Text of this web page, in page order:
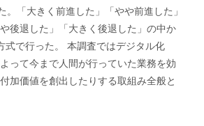
。「大きく前進した」「やや前進した」
や後退した」「大きく後退した」の中か
式で行った。 本調査ではデジタル化
って今まで人間が行っていた業務を効
加価値を創出したりする取組み全般と